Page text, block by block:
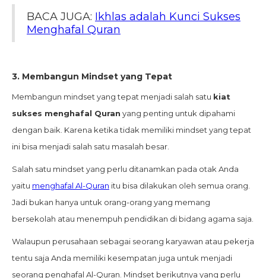
BACA JUGA: Ikhlas adalah Kunci Sukses
Menghafal Quran
3. Membangun Mindset yang Tepat
Membangun mindset yang tepat menjadi salah satu kiat
sukses menghafal Quran yang penting untuk dipahami
dengan baik. Karena ketika tidak memiliki mindset yang tepat
ini bisa menjadi salah satu masalah besar.
Salah satu mindset yang perlu ditanamkan pada otak Anda
yaitu menghafal Al-Quran itu bisa dilakukan oleh semua orang.
Jadi bukan hanya untuk orang-orang yang memang
bersekolah atau menempuh pendidikan di bidang agama saja.
Walaupun perusahaan sebagai seorang karyawan atau pekerja
tentu saja Anda memiliki kesempatan juga untuk menjadi
seorang penghafal Al-Quran. Mindset berikutnya yang perlu